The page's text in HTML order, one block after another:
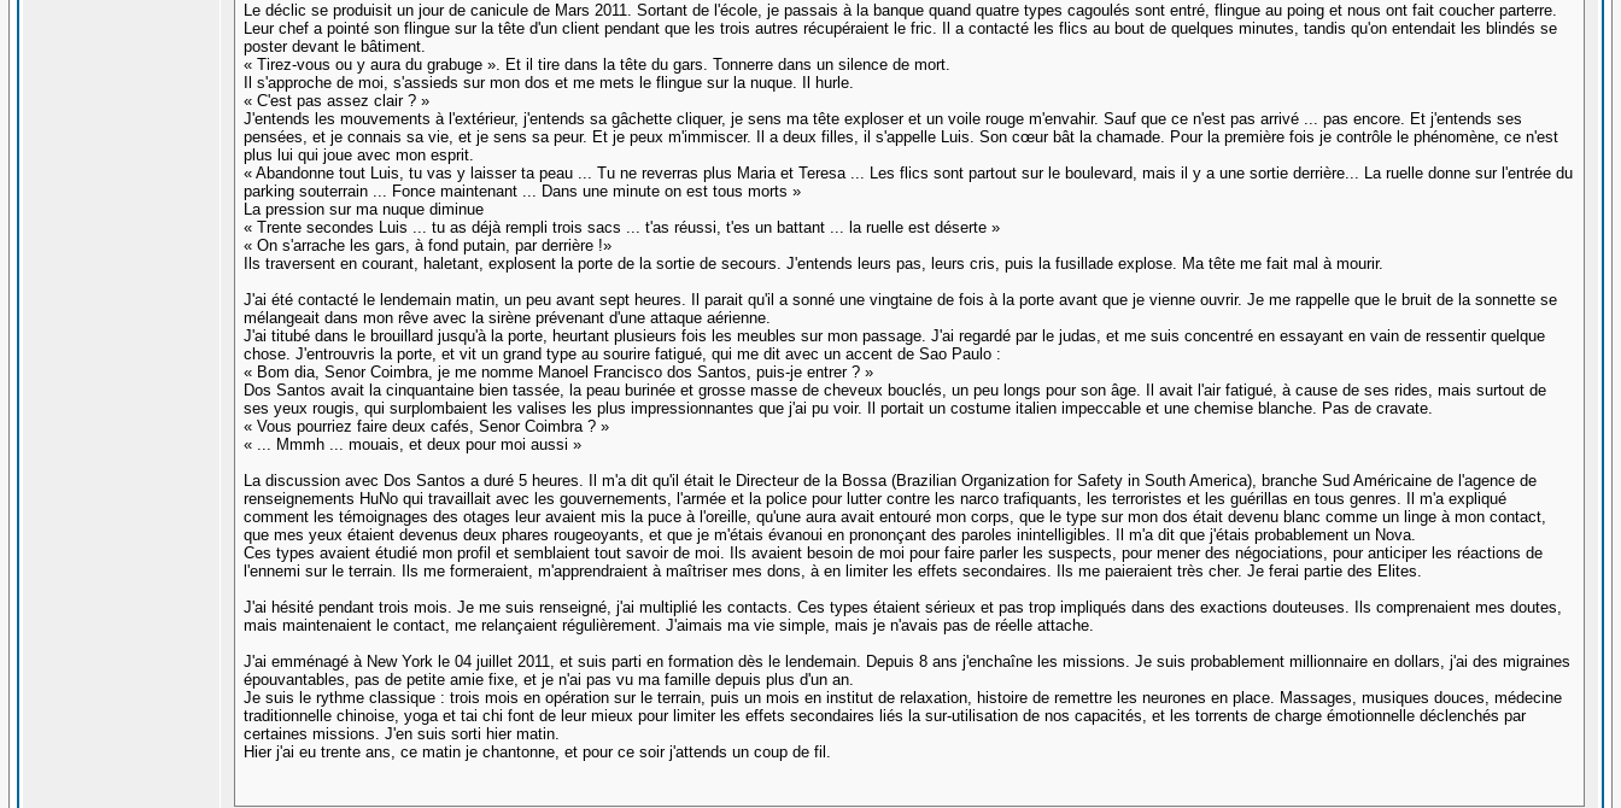
Le déclic se produisit un jour de canicule de Mars 2011. Sortant de l'école, je passais à la banque quand quatre types cagoulés sont entré, flingue au poing et nous ont fait coucher parterre.
Leur chef a pointé son flingue sur la tête d'un client pendant que les trois autres récupéraient le fric. Il a contacté les flics au bout de quelques minutes, tandis qu'on entendait les blindés se
poster devant le bâtiment.
« Tirez-vous ou y aura du grabuge ». Et il tire dans la tête du gars. Tonnerre dans un silence de mort.
Il s'approche de moi, s'assieds sur mon dos et me mets le flingue sur la nuque. Il hurle.
« C'est pas assez clair ? »
J'entends les mouvements à l'extérieur, j'entends sa gâchette cliquer, je sens ma tête exploser et un voile rouge m'envahir. Sauf que ce n'est pas arrivé ... pas encore. Et j'entends ses
pensées, et je connais sa vie, et je sens sa peur. Et je peux m'immiscer. Il a deux filles, il s'appelle Luis. Son cœur bât la chamade. Pour la première fois je contrôle le phénomène, ce n'est
plus lui qui joue avec mon esprit.
« Abandonne tout Luis, tu vas y laisser ta peau ... Tu ne reverras plus Maria et Teresa ... Les flics sont partout sur le boulevard, mais il y a une sortie derrière... La ruelle donne sur l'entrée du
parking souterrain ... Fonce maintenant ... Dans une minute on est tous morts »
La pression sur ma nuque diminue
« Trente secondes Luis ... tu as déjà rempli trois sacs ... t'as réussi, t'es un battant ... la ruelle est déserte »
« On s'arrache les gars, à fond putain, par derrière !»
Ils traversent en courant, haletant, explosent la porte de la sortie de secours. J'entends leurs pas, leurs cris, puis la fusillade explose. Ma tête me fait mal à mourir.
J'ai été contacté le lendemain matin, un peu avant sept heures. Il parait qu'il a sonné une vingtaine de fois à la porte avant que je vienne ouvrir. Je me rappelle que le bruit de la sonnette se
mélangeait dans mon rêve avec la sirène prévenant d'une attaque aérienne.
J'ai titubé dans le brouillard jusqu'à la porte, heurtant plusieurs fois les meubles sur mon passage. J'ai regardé par le judas, et me suis concentré en essayant en vain de ressentir quelque
chose. J'entrouvris la porte, et vit un grand type au sourire fatigué, qui me dit avec un accent de Sao Paulo :
« Bom dia, Senor Coimbra, je me nomme Manoel Francisco dos Santos, puis-je entrer ? »
Dos Santos avait la cinquantaine bien tassée, la peau burinée et grosse masse de cheveux bouclés, un peu longs pour son âge. Il avait l'air fatigué, à cause de ses rides, mais surtout de
ses yeux rougis, qui surplombaient les valises les plus impressionnantes que j'ai pu voir. Il portait un costume italien impeccable et une chemise blanche. Pas de cravate.
« Vous pourriez faire deux cafés, Senor Coimbra ? »
« ... Mmmh ... mouais, et deux pour moi aussi »
La discussion avec Dos Santos a duré 5 heures. Il m'a dit qu'il était le Directeur de la Bossa (Brazilian Organization for Safety in South America), branche Sud Américaine de l'agence de
renseignements HuNo qui travaillait avec les gouvernements, l'armée et la police pour lutter contre les narco trafiquants, les terroristes et les guérillas en tous genres. Il m'a expliqué
comment les témoignages des otages leur avaient mis la puce à l'oreille, qu'une aura avait entouré mon corps, que le type sur mon dos était devenu blanc comme un linge à mon contact,
que mes yeux étaient devenus deux phares rougeoyants, et que je m'étais évanoui en prononçant des paroles inintelligibles. Il m'a dit que j'étais probablement un Nova.
Ces types avaient étudié mon profil et semblaient tout savoir de moi. Ils avaient besoin de moi pour faire parler les suspects, pour mener des négociations, pour anticiper les réactions de
l'ennemi sur le terrain. Ils me formeraient, m'apprendraient à maîtriser mes dons, à en limiter les effets secondaires. Ils me paieraient très cher. Je ferai partie des Elites.
J'ai hésité pendant trois mois. Je me suis renseigné, j'ai multiplié les contacts. Ces types étaient sérieux et pas trop impliqués dans des exactions douteuses. Ils comprenaient mes doutes,
mais maintenaient le contact, me relançaient régulièrement. J'aimais ma vie simple, mais je n'avais pas de réelle attache.
J'ai emménagé à New York le 04 juillet 2011, et suis parti en formation dès le lendemain. Depuis 8 ans j'enchaîne les missions. Je suis probablement millionnaire en dollars, j'ai des migraines
épouvantables, pas de petite amie fixe, et je n'ai pas vu ma famille depuis plus d'un an.
Je suis le rythme classique : trois mois en opération sur le terrain, puis un mois en institut de relaxation, histoire de remettre les neurones en place. Massages, musiques douces, médecine
traditionnelle chinoise, yoga et tai chi font de leur mieux pour limiter les effets secondaires liés la sur-utilisation de nos capacités, et les torrents de charge émotionnelle déclenchés par
certaines missions. J'en suis sorti hier matin.
Hier j'ai eu trente ans, ce matin je chantonne, et pour ce soir j'attends un coup de fil.